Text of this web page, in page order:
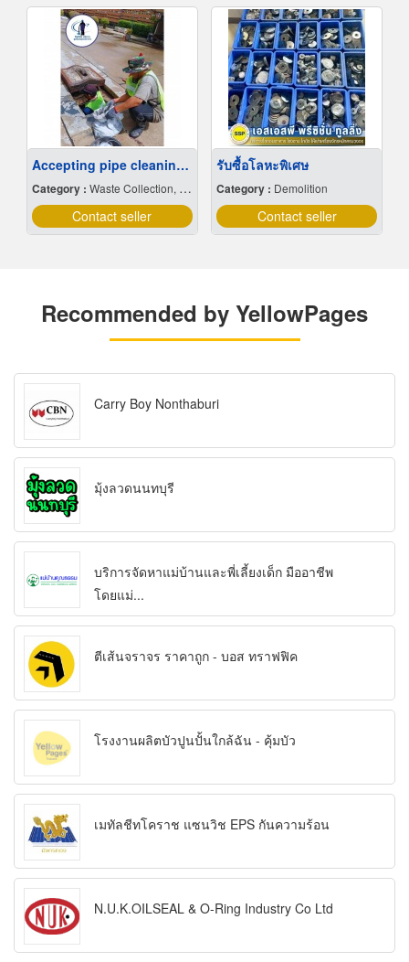
Accepting pipe cleaning jobs in Samut Prakan
Category : Waste Collection, Treatment & Disposal Service
Contact seller
รับซื้อโลหะพิเศษ
Category : Demolition
Contact seller
Recommended by YellowPages
Carry Boy Nonthaburi
มุ้งลวดนนทบุรี
บริการจัดหาแม่บ้านและพี่เลี้ยงเด็ก มืออาชีพ
โดยแม่...
ตีเส้นจราจร ราคาถูก - บอส ทราฟฟิค
โรงงานผลิตบัวปูนปั้นใกล้ฉัน - คุ้มบัว
เมทัลชีทโคราช แซนวิช EPS กันความร้อน
N.U.K.OILSEAL & O-Ring Industry Co Ltd